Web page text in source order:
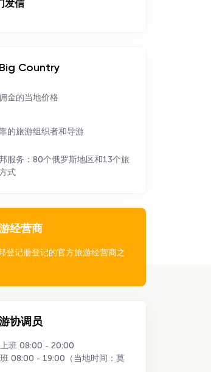
发信
Country
金的当地价格
的旅游组织者和导游
服务：80个俄罗斯地区和13个旅
式
经营商
登记册登记的官方旅游经营商之
协调员
班 08:00 - 20:00
08:00 - 19:00（当地时间：莫